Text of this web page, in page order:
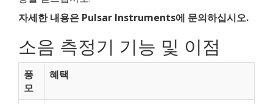
자세한 내용은 Pulsar Instruments에 문의하십시오.
소음 측정기 기능 및 이점
풍
모
혜택